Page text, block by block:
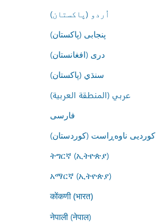
اُردو (پاکستان)
پنجابی (پاکستان)
درى (افغانستان)
سنڌي (پاکستان)
عربي (المنطقة العربية)
فارسى
کوردیی ناوەڕاست (کوردستان)
ትግርኛ (ኢትዮጵያ)
አማርኛ (ኢትዮጵያ)
कोंकणी (भारत)
नेपाली (नेपाल)